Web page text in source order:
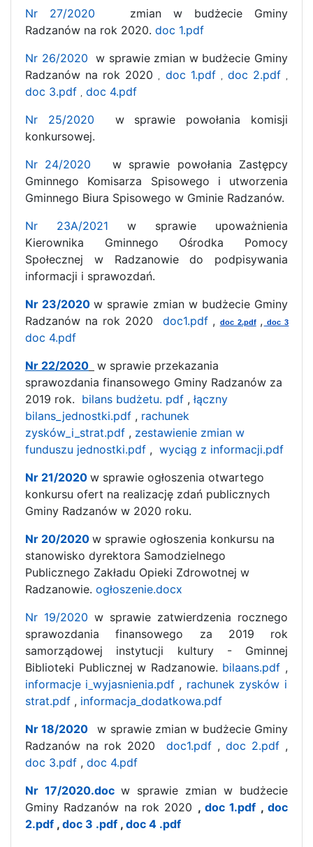
Nr 27/2020 zmian w budżecie Gminy
Radzanów na rok 2020. doc 1.pdf
Nr 26/2020 w sprawie zmian w budżecie Gminy
Radzanów na rok 2020
, doc 1.pdf , doc 2.pdf ,
doc 3.pdf , doc 4.pdf
Nr 25/2020 w sprawie powołania komisji
konkursowej.
Nr 24/2020 w sprawie powołania Zastępcy
Gminnego Komisarza Spisowego i utworzenia
Gminnego Biura Spisowego w Gminie Radzanów.
Nr 23A/2021 w sprawie upoważnienia
Kierownika Gminnego Ośrodka Pomocy
Społecznej w Radzanowie do podpisywania
informacji i sprawozdań.
Nr 23/2020 w sprawie zmian w budżecie Gminy
Radzanów na rok 2020
doc1.pdf, doc 2.pdf, doc 3
doc 4.pdf
Nr 22/2020 w sprawie przekazania
sprawozdania finansowego Gminy Radzanów za
2019 rok. bilans budżetu. pdf , łączny
bilans_jednostki.pdf , rachunek
zysków_i_strat.pdf , zestawienie zmian w
funduszu jednostki.pdf , wyciąg z informacji.pdf
Nr 21/2020 w sprawie ogłoszenia otwartego
konkursu ofert na realizację zdań publicznych
Gminy Radzanów w 2020 roku.
Nr 20/2020 w sprawie ogłoszenia konkursu na
stanowisko dyrektora Samodzielnego
Publicznego Zakładu Opieki Zdrowotnej w
Radzanowie. ogłoszenie.docx
Nr 19/2020 w sprawie zatwierdzenia rocznego
sprawozdania finansowego za 2019 rok
samorządowej instytucji kultury - Gminnej
Biblioteki Publicznej w Radzanowie. bilaans.pdf ,
informacje i wyjasnienia.pdf, rachunek zysków i
strat.pdf , informacja_dodatkowa.pdf
Nr 18/2020
w sprawie zmian w budżecie Gminy
Radzanów na rok 2020
doc1.pdf , doc 2.pdf ,
doc 3.pdf , doc 4.pdf
Nr 17/2020.doc w sprawie zmian w budżecie
Gminy Radzanów na rok 2020 ,doc 1.pdf ,doc
2.pdf , doc 3 .pdf , doc 4 .pdf